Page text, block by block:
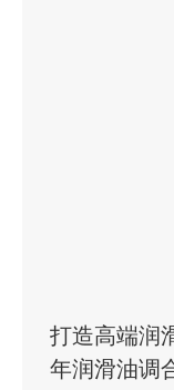
打造高端润
年润滑油调